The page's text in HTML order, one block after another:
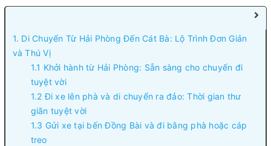
1. Di Chuyển Từ Hải Phòng Đến Cát Bà: Lộ Trình Đơn Giản
và Thú Vị
1.1 Khởi hành từ Hải Phòng: Sẵn sàng cho chuyến đi
tuyệt vời
1.2 Đi xe lên phà và di chuyển ra đảo: Thời gian thư
giãn tuyệt vời
1.3 Gửi xe tại bến Đồng Bài và đi bằng phà hoặc cáp
treo